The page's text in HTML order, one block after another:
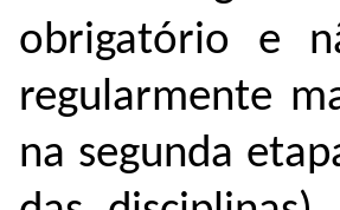
obrigatório e
regularmente
na segunda